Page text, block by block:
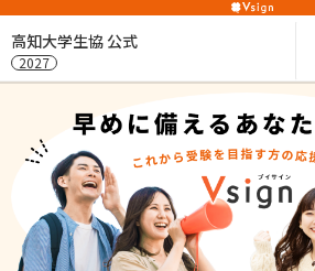
高知大学生協 公式
2027